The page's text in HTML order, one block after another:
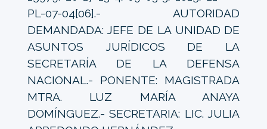
PL-07-04[06].- AUTORIDAD
DEMANDADA: JEFE DE LA UNIDAD DE
ASUNTOS JURÍDICOS DE LA
SECRETARÍA DE LA DEFENSA
NACIONAL.- PONENTE: MAGISTRADA
MTRA. LUZ MARÍA ANAYA
DOMÍNGUEZ.- SECRETARIA: LIC. JULIA